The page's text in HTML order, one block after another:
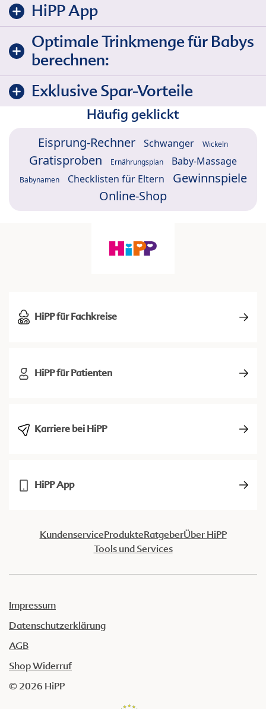
HiPP App
Optimale Trinkmenge für Babys
berechnen:
Exklusive Spar-Vorteile
Häufig geklickt
Eisprung-Rechner Schwanger Wickeln
Gratisproben Ernährungsplan Baby-Massage
Babynamen Checklisten für Eltern
Gewinnspiele
Online-Shop
HiPP für Fachkreise
HiPP für Patienten
Karriere bei HiPP
HiPP App
KundenserviceProdukteRatgeberÜber HiPP
Tools und Services
Impressum
Datenschutzerklärung
AGB
Shop Widerruf
© 2026 HiPP